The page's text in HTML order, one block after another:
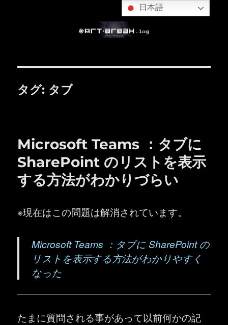
タグ: タブ
Microsoft Teams ：タブに
SharePoint のリストを表示
する方法がわかりづらい
※現在はこの問題は解消されています。
Microsoft Teams ：タブに SharePoint の
リストを表示する方法がわかりやすく
なった
たまに質問される事があって以前何かの記
日本語